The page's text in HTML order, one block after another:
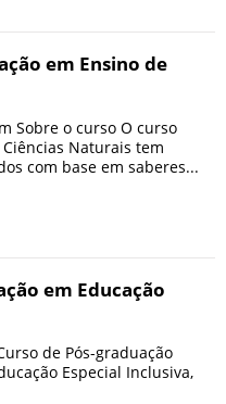
em Ensino de
Sobre o curso O curso
Naturais tem
com base em saberes...
em Educação
de Pós-graduação
Especial Inclusiva,